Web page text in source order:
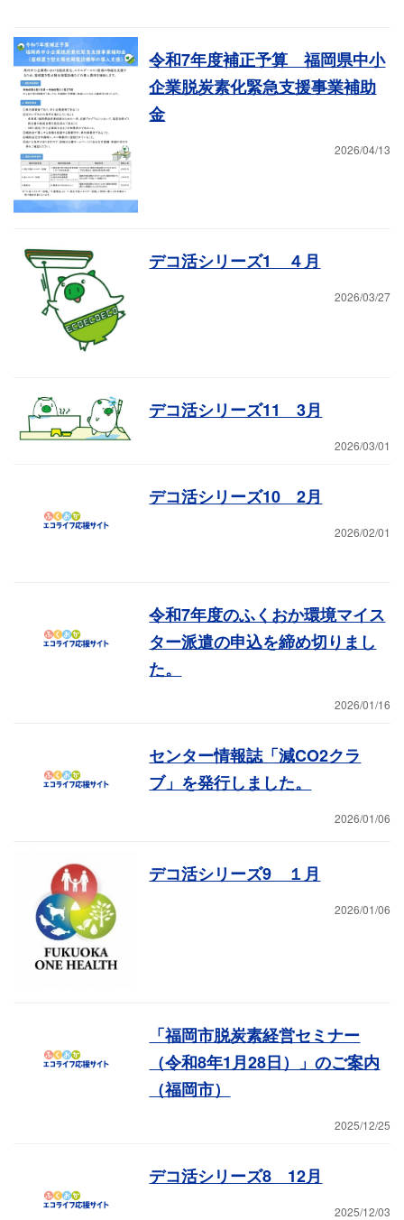
令和7年度補正予算 福岡県中小
企業脱炭素化緊急支援事業補助
金
2026/04/13
デコ活シリーズ1 ４月
2026/03/27
デコ活シリーズ11 3月
2026/03/01
デコ活シリーズ10 2月
2026/02/01
令和7年度のふくおか環境マイス
ター派遣の申込を締め切りまし
た。
2026/01/16
センター情報誌「減CO2クラ
ブ」を発行しました。
2026/01/06
デコ活シリーズ9 １月
2026/01/06
「福岡市脱炭素経営セミナー
（令和8年1月28日）」のご案内
（福岡市）
2025/12/25
デコ活シリーズ8 12月
2025/12/03